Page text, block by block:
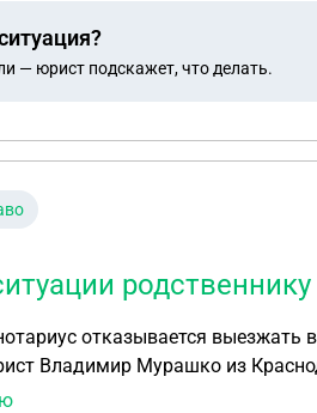
— юрист подскажет, что делать.
отказывается выезжать в
от пациента больницы?